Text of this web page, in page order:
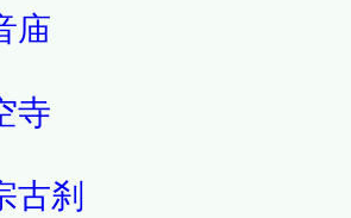
庙
寺
古刹